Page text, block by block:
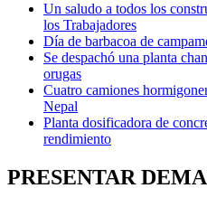
Un saludo a todos los
los Trabajadores
Día de barbacoa de
Se despachó una planta
orugas
Cuatro camiones
Nepal
Planta dosificadora de
rendimiento
PRESENTAR